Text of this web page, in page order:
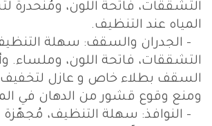
التشققات، فاتحة اللون،
المياه عند التنظيف.
- الجدران والسقف: سهلة
التشققات، فاتحة اللون، وملساء.
السقف بطلاء خاص و عازل لتخفيف
ومنع وقوع قشور من الدهان في
- النوافذ: سهلة التنظيف،